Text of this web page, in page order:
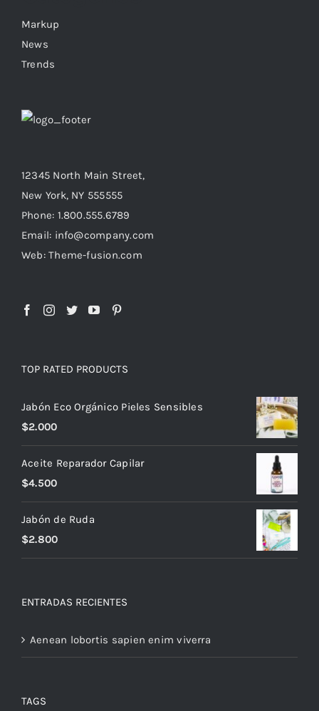
Markup
News
Trends
12345 North Main Street,
New York, NY 555555
Phone: 1.800.555.6789
Email: info@company.com
Web: Theme-fusion.com
TOP RATED PRODUCTS
Jabón Eco Orgánico Pieles Sensibles
$2.000
Aceite Reparador Capilar
$4.500
Jabón de Ruda
$2.800
ENTRADAS RECIENTES
Aenean lobortis sapien enim viverra
TAGS